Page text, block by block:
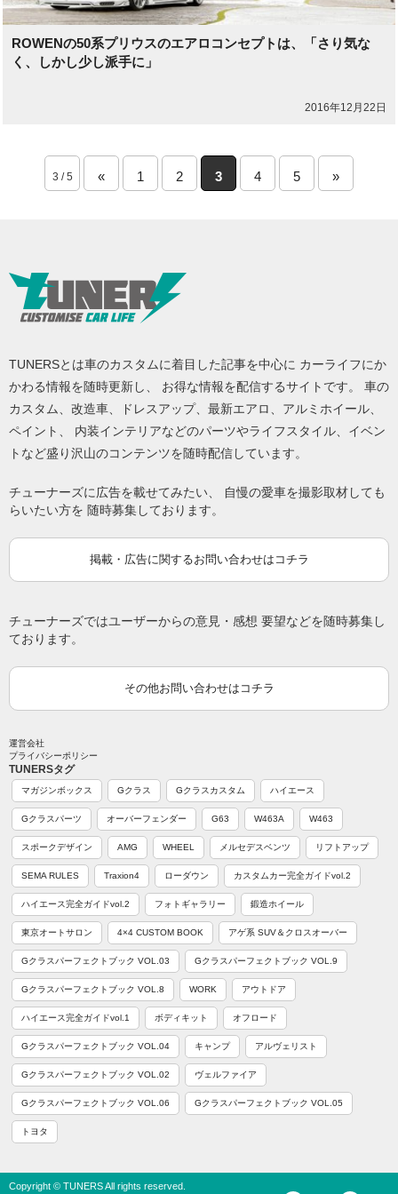
ROWENの50系プリウスのエアロコンセプトは、「さり気な
く、しかし少し派手に」
2016年12月22日
3 / 5 « 1 2 3 4 5 »
TUNERSとは車のカスタムに着目した記事を中心に カーライフにか
かわる情報を随時更新し、 お得な情報を配信するサイトです。 車の
カスタム、改造車、ドレスアップ、最新エアロ、アルミホイール、
ペイント、 内装インテリアなどのパーツやライフスタイル、イベン
トなど盛り沢山のコンテンツを随時配信しています。
チューナーズに広告を載せてみたい、 自慢の愛車を撮影取材しても
らいたい方を 随時募集しております。
掲載・広告に関するお問い合わせはコチラ
チューナーズではユーザーからの意見・感想 要望などを随時募集し
ております。
その他お問い合わせはコチラ
運営会社
プライバシーポリシー
TUNERSタグ
マガジンボックス Gクラス Gクラスカスタム ハイエース
Gクラスパーツ オーバーフェンダー G63 W463A W463
スポークデザイン AMG WHEEL メルセデスベンツ リフトアップ
SEMA RULES Traxion4 ローダウン カスタムカー完全ガイドvol.2
ハイエース完全ガイドvol.2 フォトギャラリー 鍛造ホイール
東京オートサロン 4×4 CUSTOM BOOK アゲ系 SUV＆クロスオーバー
Gクラスパーフェクトブック VOL.03 Gクラスパーフェクトブック VOL.9
Gクラスパーフェクトブック VOL.8 WORK アウトドア
ハイエース完全ガイドvol.1 ボディキット オフロード
Gクラスパーフェクトブック VOL.04 キャンプ アルヴェリスト
Gクラスパーフェクトブック VOL.02 ヴェルファイア
Gクラスパーフェクトブック VOL.06 Gクラスパーフェクトブック VOL.05
トヨタ
Copyright © TUNERS All rights reserved.